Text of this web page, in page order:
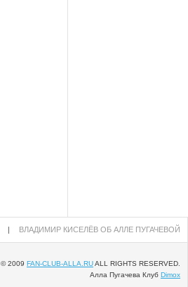
| ВЛАДИМИР КИСЕЛЁВ ОБ АЛЛЕ ПУГАЧЕВОЙ
© 2009 FAN-CLUB-ALLA.RUALL RIGHTS RESERVED.
Алла Пугачева Клуб Dimox